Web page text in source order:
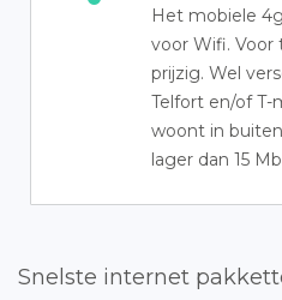
Het mobiele
voor Wifi. Voor
prijzig. Wel
Telfort en/of T-
woont in
lager dan 15
Snelste internet